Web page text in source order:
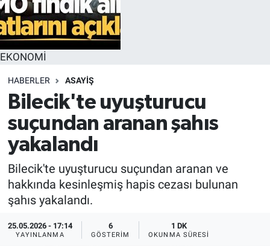
EKONOMİ
HABERLER ASAYİŞ
Bilecik'te uyuşturucu
suçundan aranan şahıs
yakalandı
Bilecik'te uyuşturucu suçundan aranan ve
hakkında kesinleşmiş hapis cezası bulunan
şahıs yakalandı.
25.05.2026 - 17:14
YAYINLANMA
6
GÖSTERIM
1 DK
OKUNMA SÜRESI